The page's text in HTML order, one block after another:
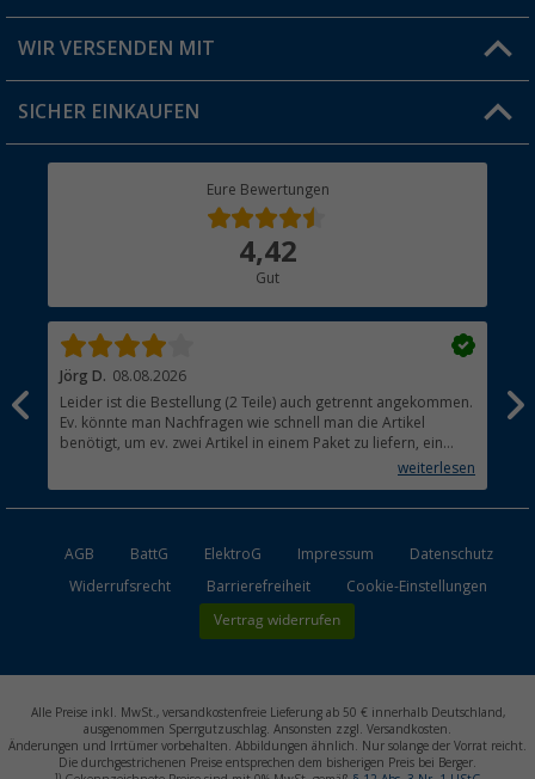
Jobs & Karriere
Versandinformationen
Rücksendung
WIR VERSENDEN MIT
SICHER EINKAUFEN
Eure Bewertungen
4,42
Gut
Jörg D. 08.08.2026
Leider ist die Bestellung (2 Teile) auch getrennt angekommen.
Ev. könnte man Nachfragen wie schnell man die Artikel
benötigt, um ev. zwei Artikel in einem Paket zu liefern, ein
weiterlesen
Ich
AGB BattG ElektroG Impressum
Datenschutz
Widerrufsrecht
Barrierefreiheit Cookie-Einstellungen
Vertrag widerrufen
Alle Preise inkl. MwSt., versandkostenfreie Lieferung ab 50 € innerhalb Deutschland,
ausgenommen Sperrgutzuschlag. Ansonsten zzgl. Versandkosten.
Änderungen und Irrtümer vorbehalten. Abbildungen ähnlich. Nur solange der Vorrat reicht.
Die durchgestrichenen Preise entsprechen dem bisherigen Preis bei Berger.
1)